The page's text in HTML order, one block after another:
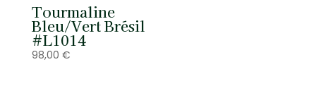
Tourmaline
Bleu/Vert Brésil
#L1014
98,00 €